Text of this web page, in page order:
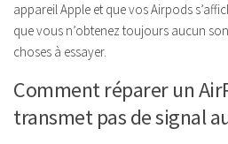
appareil Apple et que vos Airpods
que vous n’obtenez toujours aucun
choses à essayer.
Comment réparer un
transmet pas de signal